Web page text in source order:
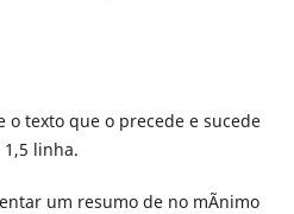
o texto que o precede e sucede
1,5 linha.
um resumo de no mÃ­nimo